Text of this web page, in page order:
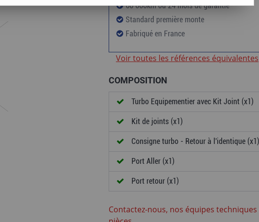
60 000km ou 24 mois de garantie
Standard première monte
Fabriqué en France
Voir toutes les références équivalentes
COMPOSITION
Turbo Equipementier avec Kit Joint (x1)
Kit de joints (x1)
Consigne turbo - Retour à l'identique (x1)
Port Aller (x1)
Port retour (x1)
Contactez-nous, nos équipes